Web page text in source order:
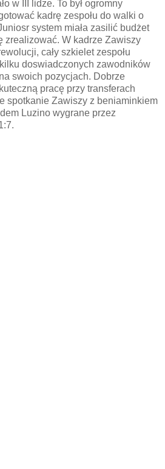
w III lidze. To był ogromny
kadrę zespołu do walki o
system miała zasilić budżet
zrealizować. W kadrze Zawiszy
cały szkielet zespołu
doswiadczonych zawodników
swoich pozycjach. Dobrze
pracę przy transferach
spotkanie Zawiszy z beniaminkiem
Luzino wygrane przez